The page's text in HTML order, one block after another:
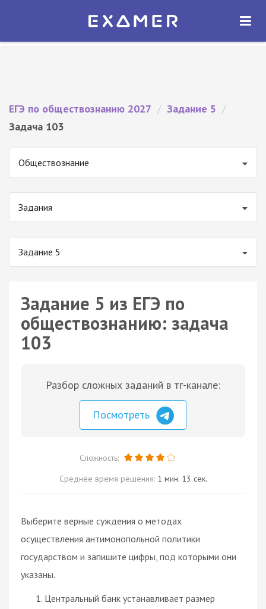
Экзамер — ЕГЭ 2027
ОТКРЫТЬ
ЕГЭ по обществознанию 2027 / Задание 5 /
Задача 103
Обществознание
Задания
Задание 5
Задание 5 из ЕГЭ по
обществознанию: задача
103
Разбор сложных заданий в тг-канале:
Посмотреть
Сложность:
Среднее время решения: 1 мин. 13 сек.
Выберите верные суждения о методах
осуществления антимонопольной политики
государством и запишите цифры, под которыми они
указаны.
Центральный банк устанавливает размер